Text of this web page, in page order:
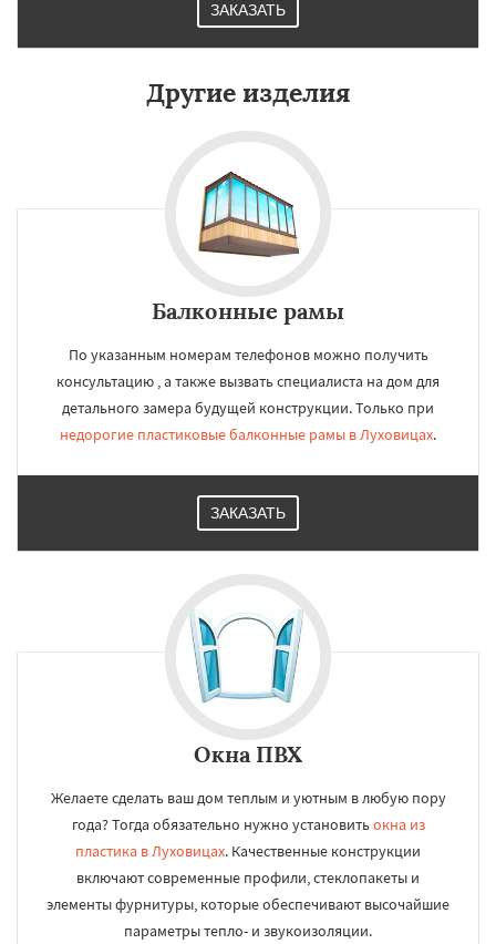
ЗАКАЗАТЬ
Другие изделия
Балконные рамы
По указанным номерам телефонов можно получить
консультацию , а также вызвать специалиста на дом для
детального замера будущей конструкции. Только при
недорогие пластиковые балконные рамы в Луховицах.
ЗАКАЗАТЬ
Окна ПВХ
Желаете сделать ваш дом теплым и уютным в любую пору
года? Тогда обязательно нужно установитьокна из
пластика в Луховицах. Качественные конструкции
включают современные профили, стеклопакеты и
элементы фурнитуры, которые обеспечивают высочайшие
параметры тепло- и звукоизоляции.